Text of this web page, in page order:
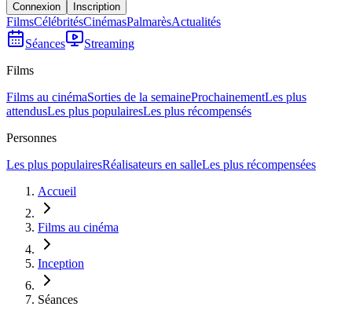
Connexion Inscription
FilmsCélébritésCinémasPalmarèsActualités
Séances
Streaming
Films
Films au cinémaSorties de la semaineProchainementLes plus
attendusLes plus populairesLes plus récompensés
Personnes
Les plus populairesRéalisateurs en salleLes plus récompensées
Accueil
Films au cinéma
Inception
Séances